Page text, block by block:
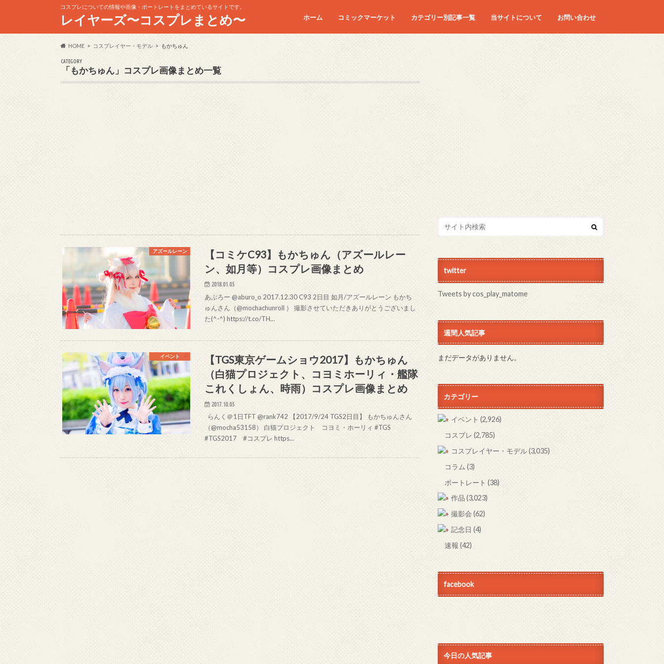
コスプレについての情報や画像・ポートレートをまとめているサイトです。
レイヤーズ〜コスプレまとめ〜 ホーム コミックマーケット
コミケC90
コミケC91
コミケC92
コミケC93
コミケC94
コミケC95
カテゴリー別記事一覧 当サイトについて お問い合わせ
HOME コスプレイヤー・モデル もかちゅん
CATEGORY
「もかちゅん」コスプレ画像まとめ一覧
アズールレーン
【コミケC93】もかちゅん（アズールレー
ン、如月等）コスプレ画像まとめ
2018.01.05
あぶろー @aburo_o 2017.12.30 C93 2日目 如月/アズールレーン もかち
ゅんさん（@mochachunroll ） 撮影させていただきありがとうございまし
た(^-^) https://t.co/TH…
イベント
【TGS東京ゲームショウ2017】もかちゅん
（白猫プロジェクト、コヨミホーリィ・艦隊
これくしょん、時雨）コスプレ画像まとめ
2017.10.05
らんく＠1日TFT @rank742 【2017/9/24 TGS2日目】 もかちゅんさん
（@mocha53158） 白猫プロジェクト コヨミ・ホーリィ #TGS
#TGS2017 #コスプレ https…
twitter
Tweets by cos_play_matome
週間人気記事
まだデータがありません。
カテゴリー
イベント (2,926)
コスプレ (2,785)
コスプレイヤー・モデル(3,035)
コラム (3)
ポートレート (38)
作品 (3,023)
撮影会 (62)
記念日 (4)
速報 (42)
facebook
今日の人気記事